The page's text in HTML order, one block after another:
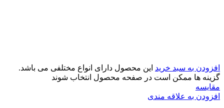
افزودن به سبد خرید این محصول دارای انواع مختلفی می باشد.
گزینه ها ممکن است در صفحه محصول انتخاب شوند
مقایسه
افزودن به علاقه مندی